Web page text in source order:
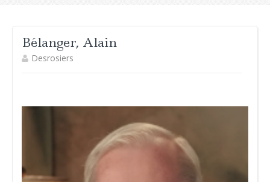
Bélanger, Alain
Desrosiers